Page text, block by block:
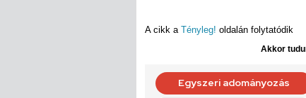
A cikk a Tényleg! oldalán folytatódik
Akkor